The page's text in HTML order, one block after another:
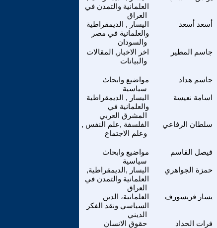
العلمانية والتمدن في
العراق
اليسار , الديمقراطية
والعلمانية في مصر
والسودان
أسعد أسعد
اخر الاخبار, المقالات
والبيانات
جاسم المطير
مواضيع وابحاث
سياسية
جاسم هداد
اليسار , الديمقراطية
والعلمانية في
المشرق العربي
اسامة نعيسة
الفلسفة ,علم النفس ,
وعلم الاجتماع
سلطان الرفاعي
مواضيع وابحاث
سياسية
فيصل القاسم
اليسار ,الديمقراطية,
العلمانية والتمدن في
العراق
حمزة الجواهري
العلمانية، الدين
السياسي ونقد الفكر
الديني
يسار فريسورف
حقوق الانسان فرات الحداد